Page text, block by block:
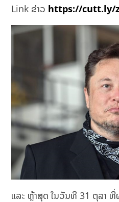
Link ຂ່າວ https://cutt.ly/
ແລະ ຫຼ້າສຸດ ໃນວັນທີ 31 ຕຸລາ